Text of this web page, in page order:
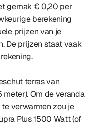
gemak € 0,20 per
berekening
prijzen van je
De prijzen staat vaak
terras van
meter). Om de veranda
verwarmen zou je
Plus 1500 Watt (of